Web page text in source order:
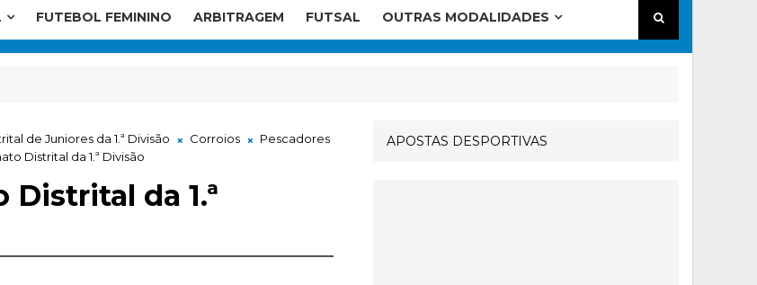
FUTEBOL FEMININO ARBITRAGEM FUTSAL OUTRAS MODALIDADES
de Juniores da 1.ª Divisão Corroios
Pescadores
Distrital da 1.ª Divisão
Distrital da 1.ª
APOSTAS DESPORTIVAS